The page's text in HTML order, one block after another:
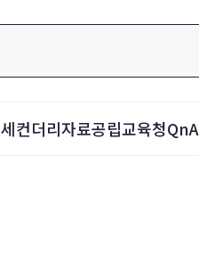
세컨더리자료공립교육청QnA